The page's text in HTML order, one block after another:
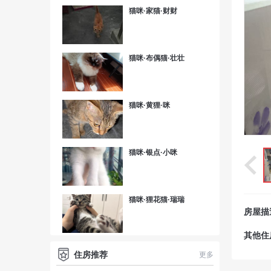
猫咪·家猫·财财
猫咪·布偶猫·壮壮
猫咪·黄狸·咪
猫咪·银点·小咪
猫咪·狸花猫·瑞瑞
住房推荐 更多
房屋
其他住